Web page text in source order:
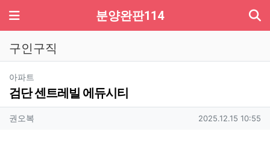
메뉴 분양완판114
구인구직
아파트
검단 센트레빌 에듀시티
작성자 정보
권오복 작성일
2025.12.15 10:55